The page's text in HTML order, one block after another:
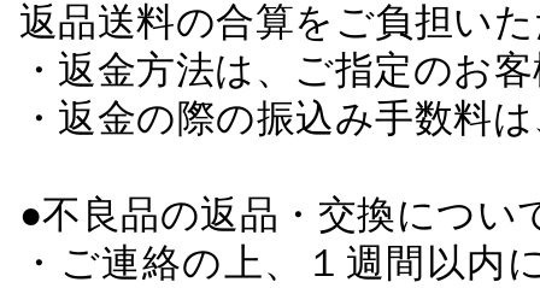
返品送料の合算をご負担い
・返金方法は、ご指定のお
・返金の際の振込み手数料
●不良品の返品・交換につい
・ご連絡の上、１週間以